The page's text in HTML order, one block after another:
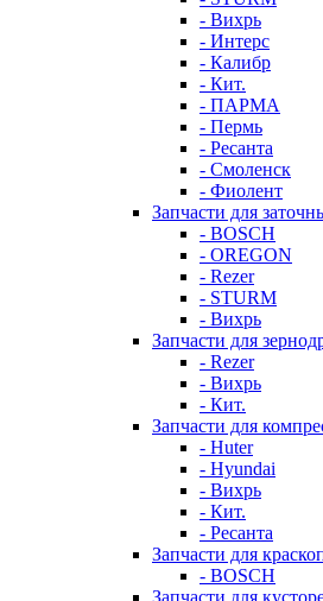
- Вихрь
- Интерс
- Калибр
- Кит.
- ПАРМА
- Пермь
- Ресанта
- Смоленск
- Фиолент
Запчасти для
- BOSCH
- OREGON
- Rezer
- STURM
- Вихрь
Запчасти для
- Rezer
- Вихрь
- Кит.
Запчасти для
- Huter
- Hyundai
- Вихрь
- Кит.
- Ресанта
Запчасти для
- BOSCH
Запчасти для